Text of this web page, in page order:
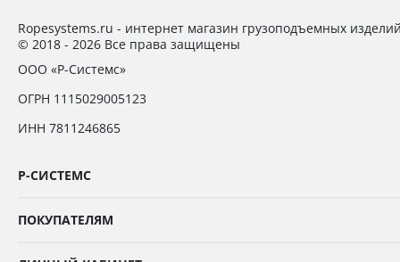
Ropesystems.ru - интернет магазин грузоподъемных
© 2018 - 2026 Все права защищены
ООО «Р-Системс»
ОГРН 1115029005123
ИНН 7811246865
Р-СИСТЕМС
ПОКУПАТЕЛЯМ